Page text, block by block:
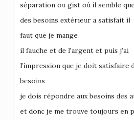
séparation ou gist où il semble
des besoins extérieur a satisfait il
faut que je mange
il fauche et de l’argent et puis j’ai
l’impression que je doit satisfaire
besoins
je dois répondre aux besoins des
et donc je me trouve toujours en